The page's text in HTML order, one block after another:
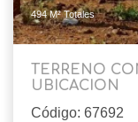
494 M² Totales
TERRENO
UBICACION
Código: 67692